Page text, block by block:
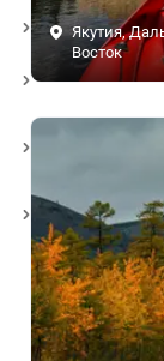
Якутия,
Восток